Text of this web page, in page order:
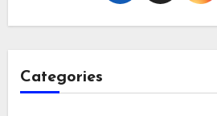
Categories